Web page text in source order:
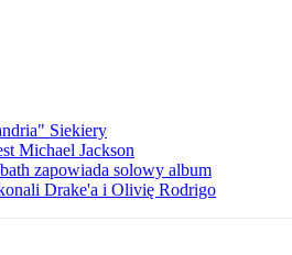
Siekiery
Michael Jackson
zapowiada solowy album
Drake'a i Olivię Rodrigo